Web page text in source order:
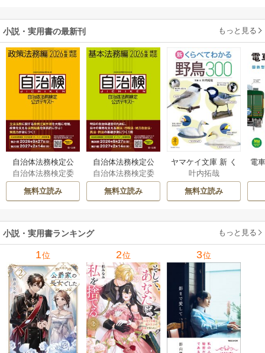
小説・実用書の最新刊 もっと見る
自治体法務検定公
式テキスト 政策
法務編 ２０２６
年度検定対応 1巻
自治体法務検定委
員会
無料立読み
自治体法務検定公
式テキスト 基本
法務編 ２０２６
年度検定対応 1巻
自治体法務検定委
員会
無料立読み
ヤマケイ文庫 新 く
らべてわかる野鳥3
00 1巻
叶内拓哉
無料立読み
電
小説・実用書ランキング もっと見る
1位 2位 3位